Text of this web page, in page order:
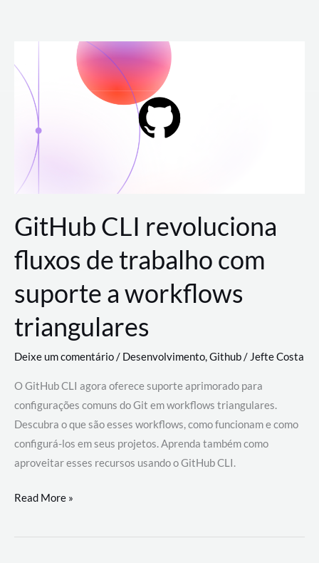
para
conteúdo
GitHub CLI revoluciona
fluxos de trabalho com
suporte a workflows
triangulares
Deixe um comentário/ Desenvolvimento,Github/ Jefte Costa
O GitHub CLI agora oferece suporte aprimorado para
configurações comuns do Git em workflows triangulares.
Descubra o que são esses workflows, como funcionam e como
configurá-los em seus projetos. Aprenda também como
aproveitar esses recursos usando o GitHub CLI.
GitHub
revoluciona
Read More »